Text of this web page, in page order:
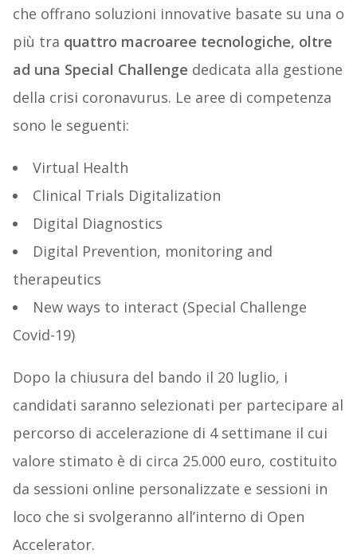
che offrano soluzioni innovative basate su una o
più tra quattro macroaree tecnologiche, oltre
ad una Special Challenge dedicata alla gestione
della crisi coronavurus. Le aree di competenza
sono le seguenti:
Virtual Health
Clinical Trials Digitalization
Digital Diagnostics
Digital Prevention, monitoring and
therapeutics
New ways to interact (Special Challenge
Covid-19)
Dopo la chiusura del bando il 20 luglio, i
candidati saranno selezionati per partecipare al
percorso di accelerazione di 4 settimane il cui
valore stimato è di circa 25.000 euro, costituito
da sessioni online personalizzate e sessioni in
loco che si svolgeranno all’interno di Open
Accelerator.